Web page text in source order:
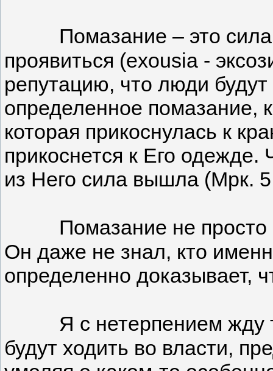
Помазание – это
проявиться (exousia -
репутацию, что люди будут
определенное помазание,
которая прикоснулась к
прикоснется к Его
из Него сила вышла (Мрк.
Помазание не
Он даже не знал, кто
определенно доказывает,
Я с нетерпением жду
будут ходить во власти,